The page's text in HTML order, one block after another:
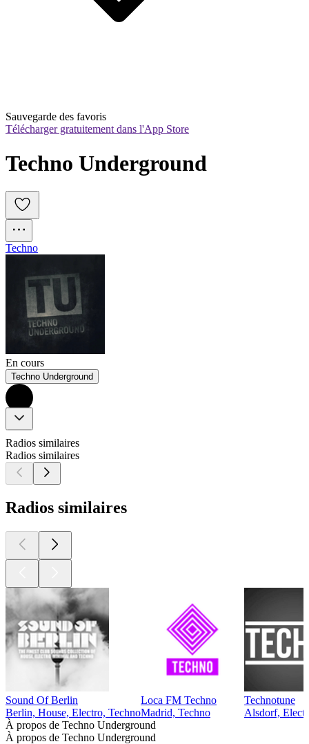
Sauvegarde des favoris
Télécharger gratuitement dans l'App Store
Techno Underground
Techno
En cours
Techno Underground
Radios similaires
Radios similaires
Radios similaires
Sound Of Berlin
Berlin, House, Electro, Techno
Loca FM Techno
Madrid, Techno
Technotune
Alsdorf,
À propos de Techno Underground
À propos de Techno Underground